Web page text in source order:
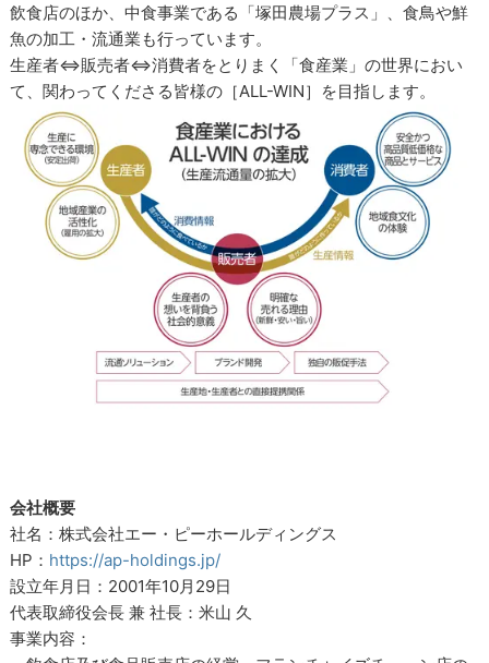
飲食店のほか、中食事業である「塚田農場プラス」、食鳥や鮮
魚の加工・流通業も行っています。
生産者⇔販売者⇔消費者をとりまく「食産業」の世界におい
て、関わってくださる皆様の［ALL-WIN］を目指します。
会社概要
社名：株式会社エー・ピーホールディングス
HP： https://ap-holdings.jp/
設立年月日：2001年10月29日
代表取締役会長 兼 社長：米山 久
事業内容：